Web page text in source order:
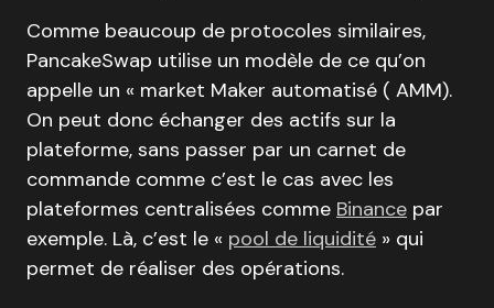
Comme beaucoup de protocoles similaires,
PancakeSwap utilise un modèle de ce qu’on
appelle un « market Maker automatisé ( AMM).
On peut donc échanger des actifs sur la
plateforme, sans passer par un carnet de
commande comme c’est le cas avec les
plateformes centralisées comme Binance par
exemple. Là, c’est le « pool de liquidité » qui
permet de réaliser des opérations.